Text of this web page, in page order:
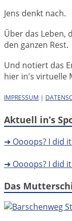
Jens denkt nach.
Über das Leben,
den ganzen Rest.
Und notiert das
hier in's virtuelle
IMPRESSUM |
Aktuell in’s
➜ Oooops? I did
➜ Oooops? I did
Das